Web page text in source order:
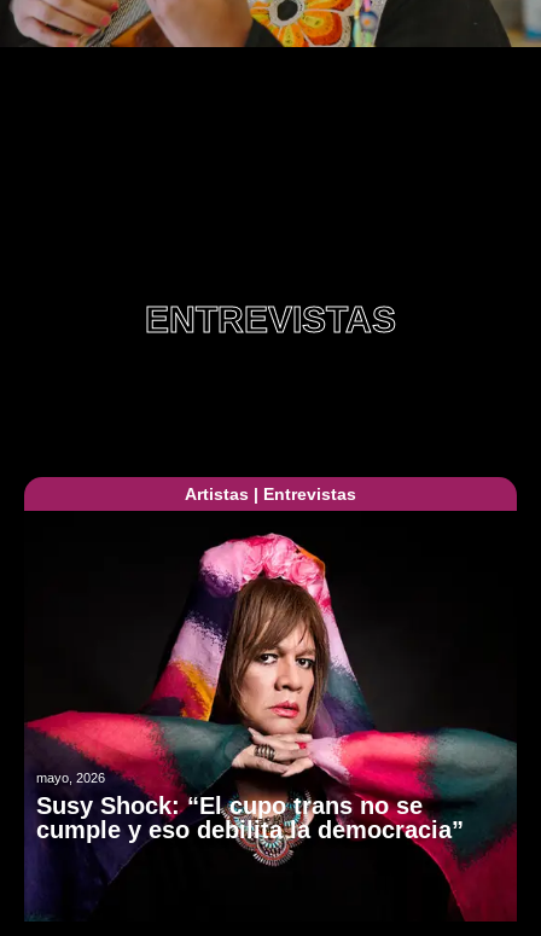
ENTREVISTAS
Artistas | Entrevistas
mayo, 2026
Susy Shock: “El cupo trans no se
cumple y eso debilita la democracia”